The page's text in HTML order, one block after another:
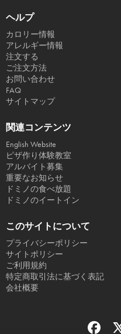
ヘルプ
カロリー情報
アレルギー情報
注文する
ご注文方法
お問い合わせ
FAQ
サイトマップ
関連コンテンツ
English Website
ピザ作り体験教室
アルバイト募集
重要なお知らせ
ドミノの食べ放題
ドミノのイートイン
このサイトについて
プライバシーポリシー
サイトポリシー
ご利用規約
特定商取引法に基づく表記
会社概要